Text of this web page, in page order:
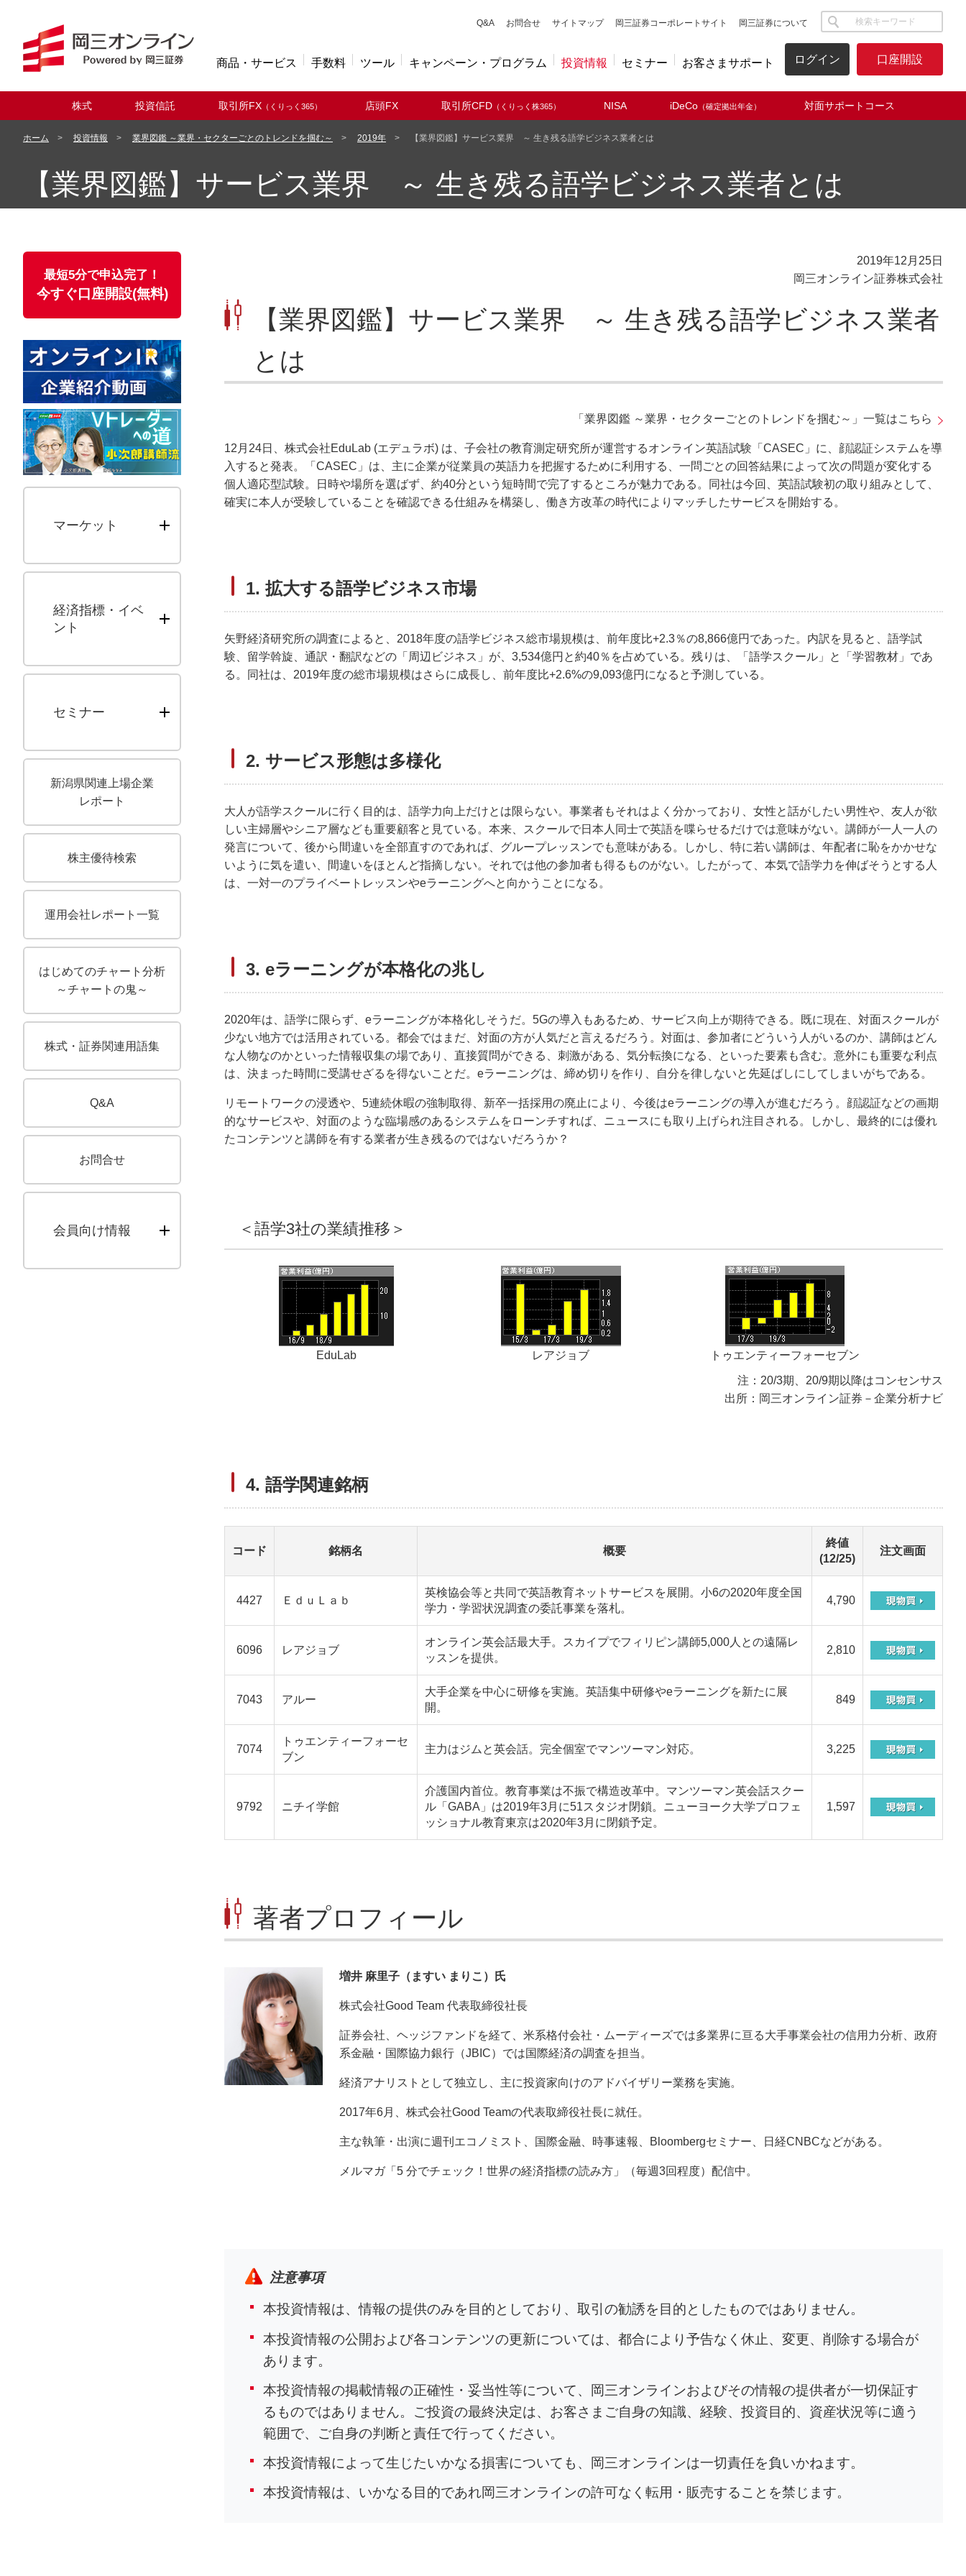
Q&Aキューアンドエー
お問合せ サイトマップ 岡三証券コーポレートサイト 岡三証券について サイト内検索
商品・サービス 手数料 ツール キャンペーン・プログラム 投資情報 セミナー お客さまサポート ログイン 口座開設
株式 投資信託 取引所FX（くりっく365） 店頭FX 取引所CFD（くりっく株365） NISA iDeCo（確定拠出年金） 対面サポートコース
ホーム 投資情報 業界図鑑 ～業界・セクターごとのトレンドを掴む～ 2019年 【業界図鑑】サービス業界 ～ 生き残る語学ビジネス業者とは
【業界図鑑】サービス業界 ～ 生き残る語学ビジネス業者とは
2019年12月25日
岡三オンライン証券株式会社
【業界図鑑】サービス業界 ～ 生き残る語学ビジネス業者
とは
「業界図鑑 ～業界・セクターごとのトレンドを掴む～」一覧はこちら
12月24日、株式会社EduLab (エデュラボ) は、子会社の教育測定研究所が運営するオンライン英語試験「CASEC」に、顔認証システムを導
入すると発表。「CASEC」は、主に企業が従業員の英語力を把握するために利用する、一問ごとの回答結果によって次の問題が変化する
個人適応型試験。日時や場所を選ばず、約40分という短時間で完了するところが魅力である。同社は今回、英語試験初の取り組みとして、
確実に本人が受験していることを確認できる仕組みを構築し、働き方改革の時代によりマッチしたサービスを開始する。
1. 拡大する語学ビジネス市場
矢野経済研究所の調査によると、2018年度の語学ビジネス総市場規模は、前年度比+2.3％の8,866億円であった。内訳を見ると、語学試
験、留学斡旋、通訳・翻訳などの「周辺ビジネス」が、3,534億円と約40％を占めている。残りは、「語学スクール」と「学習教材」であ
る。同社は、2019年度の総市場規模はさらに成長し、前年度比+2.6%の9,093億円になると予測している。
2. サービス形態は多様化
大人が語学スクールに行く目的は、語学力向上だけとは限らない。事業者もそれはよく分かっており、女性と話がしたい男性や、友人が欲
しい主婦層やシニア層なども重要顧客と見ている。本来、スクールで日本人同士で英語を喋らせるだけでは意味がない。講師が一人一人の
発言について、後から間違いを全部直すのであれば、グループレッスンでも意味がある。しかし、特に若い講師は、年配者に恥をかかせな
いように気を遣い、間違いをほとんど指摘しない。それでは他の参加者も得るものがない。したがって、本気で語学力を伸ばそうとする人
は、一対一のプライベートレッスンやeラーニングへと向かうことになる。
3. eラーニングが本格化の兆し
2020年は、語学に限らず、eラーニングが本格化しそうだ。5Gの導入もあるため、サービス向上が期待できる。既に現在、対面スクールが
少ない地方では活用されている。都会ではまだ、対面の方が人気だと言えるだろう。対面は、参加者にどういう人がいるのか、講師はどん
な人物なのかといった情報収集の場であり、直接質問ができる、刺激がある、気分転換になる、といった要素も含む。意外にも重要な利点
は、決まった時間に受講せざるを得ないことだ。eラーニングは、締め切りを作り、自分を律しないと先延ばしにしてしまいがちである。
リモートワークの浸透や、5連続休暇の強制取得、新卒一括採用の廃止により、今後はeラーニングの導入が進むだろう。顔認証などの画期
的なサービスや、対面のような臨場感のあるシステムをローンチすれば、ニュースにも取り上げられ注目される。しかし、最終的には優れ
たコンテンツと講師を有する業者が生き残るのではないだろうか？
＜語学3社の業績推移＞
EduLab レアジョブ トゥエンティーフォーセブン
注：20/3期、20/9期以降はコンセンサス
出所：岡三オンライン証券－企業分析ナビ
4. 語学関連銘柄
コード 銘柄名 概要
終値
(12/25)
注文画面
4427 ＥｄｕＬａｂ
英検協会等と共同で英語教育ネットサービスを展開。小6の2020年度全国
学力・学習状況調査の委託事業を落札。
4,790
6096 レアジョブ
オンライン英会話最大手。スカイプでフィリピン講師5,000人との遠隔レ
ッスンを提供。
2,810
7043 アルー
大手企業を中心に研修を実施。英語集中研修やeラーニングを新たに展
開。
849
7074
トゥエンティーフォーセ
ブン
主力はジムと英会話。完全個室でマンツーマン対応。 3,225
9792 ニチイ学館
介護国内首位。教育事業は不振で構造改革中。マンツーマン英会話スクー
ル「GABA」は2019年3月に51スタジオ閉鎖。ニューヨーク大学プロフェ
ッショナル教育東京は2020年3月に閉鎖予定。
1,597
著者プロフィール
増井 麻里子（ますい まりこ）氏
株式会社Good Team 代表取締役社長
証券会社、ヘッジファンドを経て、米系格付会社・ムーディーズでは多業界に亘る大手事業会社の信用力分析、政府
系金融・国際協力銀行（JBIC）では国際経済の調査を担当。
経済アナリストとして独立し、主に投資家向けのアドバイザリー業務を実施。
2017年6月、株式会社Good Teamの代表取締役社長に就任。
主な執筆・出演に週刊エコノミスト、国際金融、時事速報、Bloombergセミナー、日経CNBCなどがある。
メルマガ「5 分でチェック！世界の経済指標の読み方」（毎週3回程度）配信中。
注意事項
本投資情報は、情報の提供のみを目的としており、取引の勧誘を目的としたものではありません。
本投資情報の公開および各コンテンツの更新については、都合により予告なく休止、変更、削除する場合が
あります。
本投資情報の掲載情報の正確性・妥当性等について、岡三オンラインおよびその情報の提供者が一切保証す
るものではありません。ご投資の最終決定は、お客さまご自身の知識、経験、投資目的、資産状況等に適う
範囲で、ご自身の判断と責任で行ってください。
本投資情報によって生じたいかなる損害についても、岡三オンラインは一切責任を負いかねます。
本投資情報は、いかなる目的であれ岡三オンラインの許可なく転用・販売することを禁じます。
最短5分で申込完了！
今すぐ口座開設(無料)
マーケット
経済指標・イベ
ント
セミナー
新潟県関連上場企業
レポート
株主優待検索
運用会社レポート一覧
はじめてのチャート分析
～チャートの鬼～
株式・証券関連用語集
Q&A
お問合せ
会員向け情報